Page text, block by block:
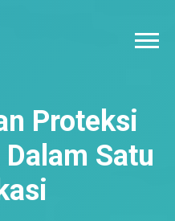
Proteksi
Satu